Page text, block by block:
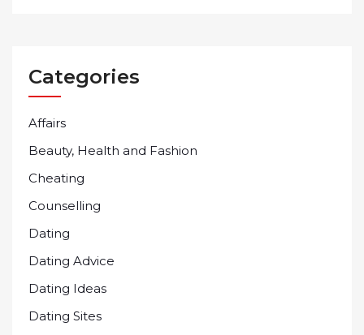
Categories
Affairs
Beauty, Health and Fashion
Cheating
Counselling
Dating
Dating Advice
Dating Ideas
Dating Sites